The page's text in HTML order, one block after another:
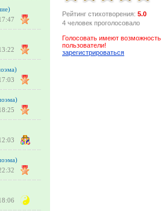
Рейтинг стихотворения: 5.0
4 человек проголосовало
Голосовать имеют
пользователи!
зарегистрироваться